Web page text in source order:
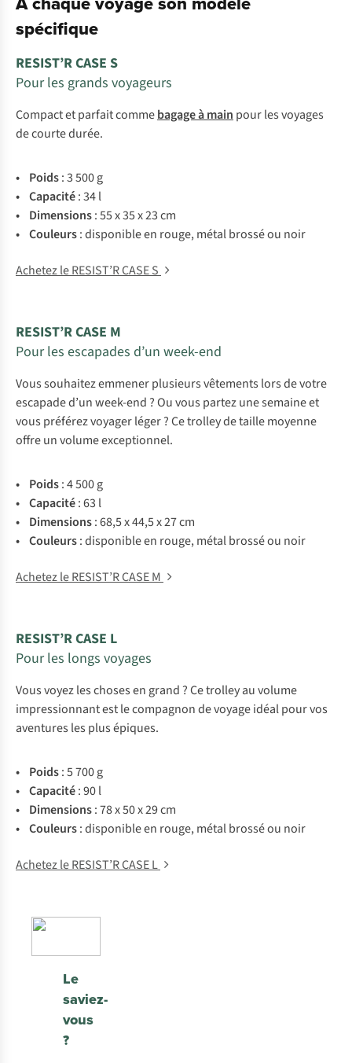
spécifique
RESIST’R CASE S
Pour les grands voyageurs
Compact et parfait commebagage à main pour les voyages
de courte durée.
• Poids: 3 500 g
• Capacité: 34 l
• Dimensions: 55 x 35 x 23 cm
• Couleurs: disponible en rouge, métal brossé ou noir
Achetez le RESIST’R CASE S
RESIST’R CASE M
Pour les escapades d’un week-end
Vous souhaitez emmener plusieurs vêtements lors de votre
escapade d’un week-end ? Ou vous partez une semaine et
vous préférez voyager léger ? Ce trolley de taille moyenne
offre un volume exceptionnel.
• Poids: 4 500 g
• Capacité: 63 l
• Dimensions: 68,5 x 44,5 x 27 cm
• Couleurs: disponible en rouge, métal brossé ou noir
Achetez le RESIST’R CASE M
RESIST’R CASE L
Pour les longs voyages
Vous voyez les choses en grand ? Ce trolley au volume
impressionnant est le compagnon de voyage idéal pour vos
aventures les plus épiques.
• Poids: 5 700 g
• Capacité: 90 l
• Dimensions: 78 x 50 x 29 cm
• Couleurs: disponible en rouge, métal brossé ou noir
Achetez le RESIST’R CASE L
Le
saviez-
vous
?